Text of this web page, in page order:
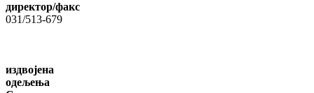
директор/факс
031/513-679
издвојена
одељења